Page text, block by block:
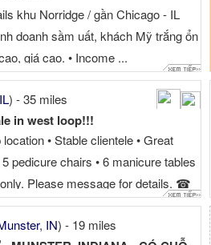
khu Norridge / gần Chicago - IL
doanh sầm uất, khách Mỹ trắng ổn
giá cao. • Income ...
IL) - 35 miles
in west loop!!!
• Stable clientele • Great
pedicure chairs • 6 manicure tables
Please message for details. ☎
, IN) - 19 miles